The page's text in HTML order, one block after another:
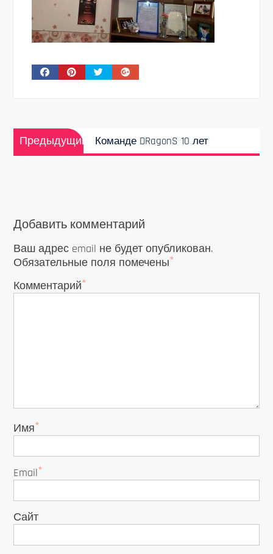
Навигация
по
записям
Предыдущий
Предыдущая
запись:
Команде DRagonS 10 лет
Добавить комментарий
Ваш адрес email не будет опубликован.
Обязательные поля помечены*
Комментарий*
Имя*
Email*
Сайт